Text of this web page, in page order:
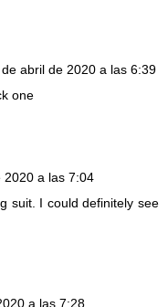
de abril de 2020 a las 6:39
one
2020 a las 7:04
suit. I could definitely see
a las 7:28